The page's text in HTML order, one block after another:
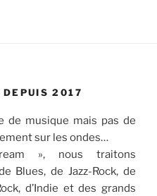
2017
de musique mais pas de
sur les ondes…
», nous traitons
Blues, de Jazz-Rock, de
d’Indie et des grands